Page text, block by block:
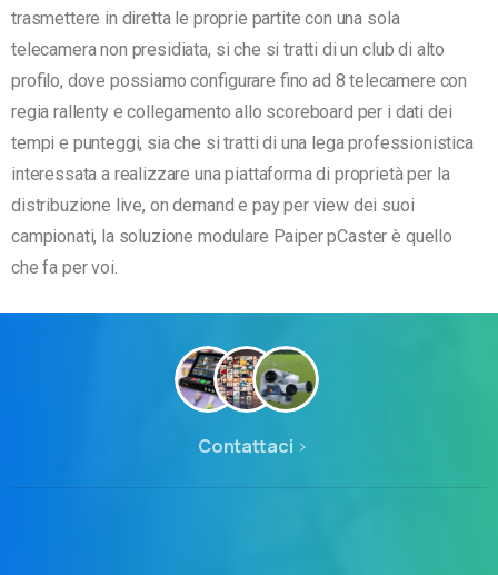
trasmettere in diretta le proprie partite con una sola
telecamera non presidiata, si che si tratti di un club di alto
profilo, dove possiamo configurare fino ad 8 telecamere con
regia rallenty e collegamento allo scoreboard per i dati dei
tempi e punteggi, sia che si tratti di una lega professionistica
interessata a realizzare una piattaforma di proprietà per la
distribuzione live, on demand e pay per view dei suoi
campionati, la soluzione modulare Paiper pCaster è quello
che fa per voi.
Contattaci